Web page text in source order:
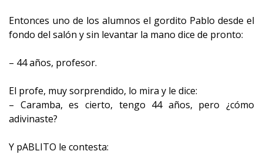
Entonces uno de los alumnos el gordito Pablo desde el
fondo del salón y sin levantar la mano dice de pronto:
– 44 años, profesor.
El profe, muy sorprendido, lo mira y le dice:
– Caramba, es cierto, tengo 44 años, pero ¿cómo
adivinaste?
Y pABLITO le contesta: